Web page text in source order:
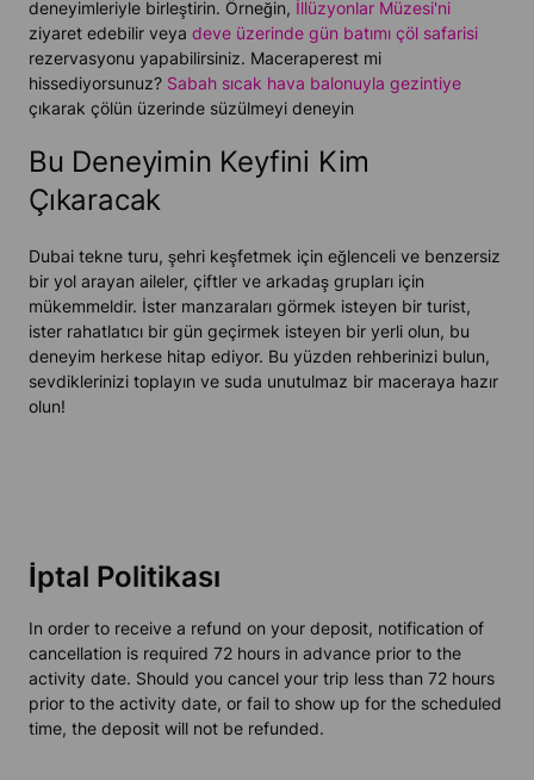
deneyimleriyle birleştirin. Örneğin, İllüzyonlar Müzesi'ni
ziyaret edebilir veya deve üzerinde gün batımı çöl safarisi
rezervasyonu yapabilirsiniz. Maceraperest mi
hissediyorsunuz? Sabah sıcak hava balonuyla gezintiye
çıkarak çölün üzerinde süzülmeyi deneyin
Bu Deneyimin Keyfini Kim
Çıkaracak
Dubai tekne turu, şehri keşfetmek için eğlenceli ve benzersiz
bir yol arayan aileler, çiftler ve arkadaş grupları için
mükemmeldir. İster manzaraları görmek isteyen bir turist,
ister rahatlatıcı bir gün geçirmek isteyen bir yerli olun, bu
deneyim herkese hitap ediyor. Bu yüzden rehberinizi bulun,
sevdiklerinizi toplayın ve suda unutulmaz bir maceraya hazır
olun!
İptal Politikası
In order to receive a refund on your deposit, notification of
cancellation is required 72 hours in advance prior to the
activity date. Should you cancel your trip less than 72 hours
prior to the activity date, or fail to show up for the scheduled
time, the deposit will not be refunded.